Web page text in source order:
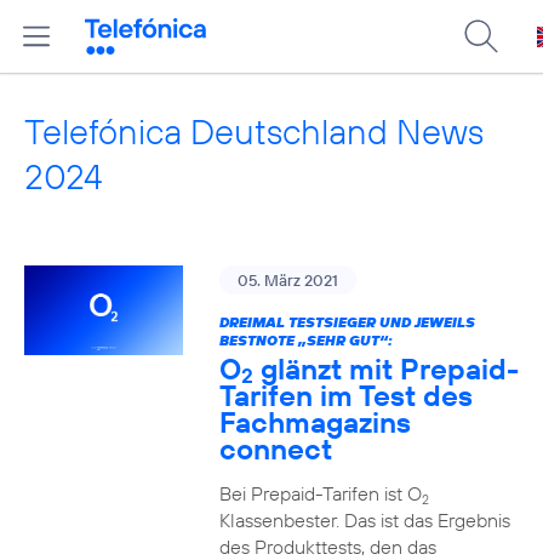
Telefónica Deutschland News
2024
05. März 2021
DREIMAL TESTSIEGER UND JEWEILS
BESTNOTE „SEHR GUT“:
O2 glänzt mit Prepaid-
Tarifen im Test des
Fachmagazins
connect
Bei Prepaid-Tarifen ist O2
Klassenbester. Das ist das Ergebnis
des Produkttests, den das